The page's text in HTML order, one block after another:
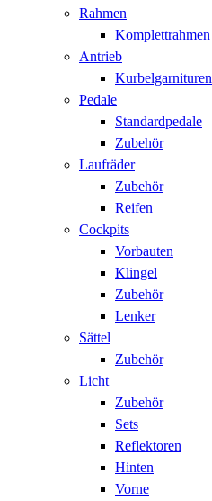
Rahmen
Komplettrahmen
Antrieb
Kurbelgarnituren
Pedale
Standardpedale
Zubehör
Laufräder
Zubehör
Reifen
Cockpits
Vorbauten
Klingel
Zubehör
Lenker
Sättel
Zubehör
Licht
Zubehör
Sets
Reflektoren
Hinten
Vorne